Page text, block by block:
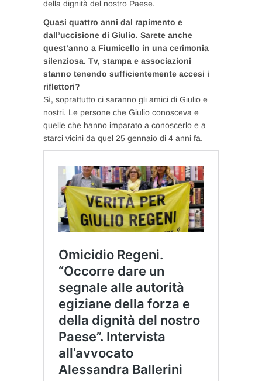
della dignità del nostro Paese.
Quasi quattro anni dal rapimento e
dall’uccisione di Giulio. Sarete anche
quest’anno a Fiumicello in una cerimonia
silenziosa. Tv, stampa e associazioni
stanno tenendo sufficientemente accesi i
riflettori?
Sì, soprattutto ci saranno gli amici di Giulio e
nostri. Le persone che Giulio conosceva e
quelle che hanno imparato a conoscerlo e a
starci vicini da quel 25 gennaio di 4 anni fa.